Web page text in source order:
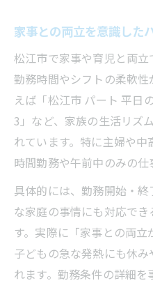
新着パート求人
ハローワーク活
見逃しがちな優
家事との両立を意識した
松江市で家事や育児と両立
勤務時間やシフトの柔軟
えば「松江市 パート 平日
3」など、家族の生活リズ
れています。特に主婦や
時間勤務や午前中のみの仕
具体的には、勤務開始・
な家庭の事情にも対応で
す。実際に「家事との両立
子どもの急な発熱にも休
れます。勤務条件の詳細